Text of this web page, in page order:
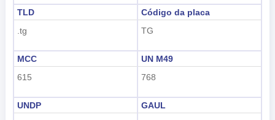
Indonesian
हिंदी
TLD
.tg
Código da placa
TG
MCC
615
UN M49
768
UNDP
GAUL